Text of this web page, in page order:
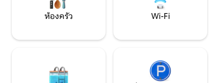
ห้องครัว Wi-Fi